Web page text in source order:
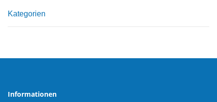
Kategorien
Informationen